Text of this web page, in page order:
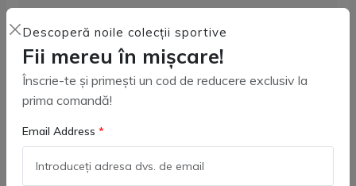
Descoperă noile colecții sportive
Fii mereu în mișcare!
Înscrie-te și primești un cod de reducere exclusiv la
prima comandă!
Email Address
Pentru comenzile de peste 500 de Lei
Retur Garantat
Garantie de returnare a produsului de 14 zile
Asistență 24/7/365
întrebări